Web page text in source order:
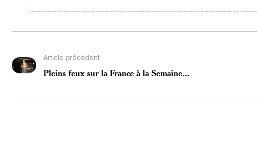
Article précédent
Pleins feux sur la France à la Semaine...